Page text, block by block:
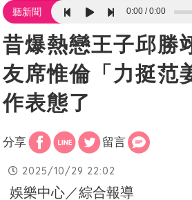
聽新聞 0:00 0:00
昔爆熱戀王子邱勝
友席惟倫「力挺范
作表態了
分享 留言
2025/10/29 22:02
娛樂中心／綜合報導